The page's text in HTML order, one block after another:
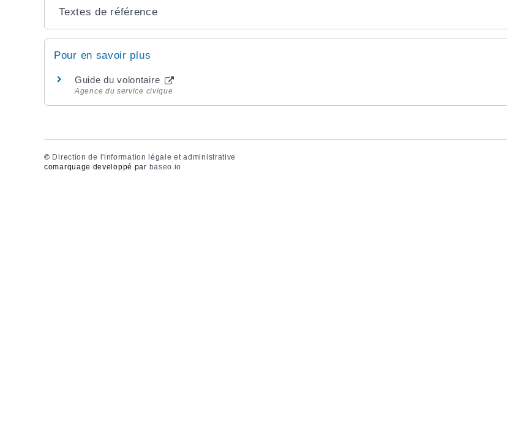
Textes de référence
Pour en savoir plus
Guide du volontaire
Agence du service civique
© Direction de l'information légale et administrative
comarquage developpé par baseo.io